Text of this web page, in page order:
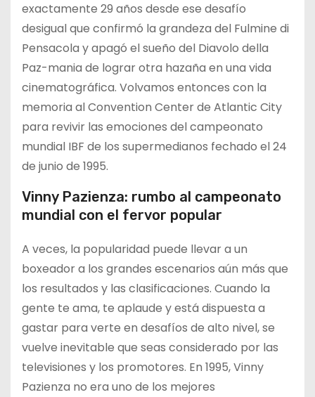
exactamente 29 años desde ese desafío
desigual que confirmó la grandeza del Fulmine di
Pensacola y apagó el sueño del Diavolo della
Paz-mania de lograr otra hazaña en una vida
cinematográfica. Volvamos entonces con la
memoria al Convention Center de Atlantic City
para revivir las emociones del campeonato
mundial IBF de los supermedianos fechado el 24
de junio de 1995.
Vinny Pazienza: rumbo al campeonato
mundial con el fervor popular
A veces, la popularidad puede llevar a un
boxeador a los grandes escenarios aún más que
los resultados y las clasificaciones. Cuando la
gente te ama, te aplaude y está dispuesta a
gastar para verte en desafíos de alto nivel, se
vuelve inevitable que seas considerado por las
televisiones y los promotores. En 1995, Vinny
Pazienza no era uno de los mejores